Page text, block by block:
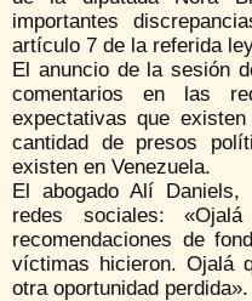
importantes
artículo 7 de la referida
El anuncio de la sesión
comentarios en las
expectativas que
cantidad de presos
existen en Venezuela.
El abogado Alí
redes sociales:
recomendaciones de
víctimas hicieron. Ojalá
otra oportunidad perdida».